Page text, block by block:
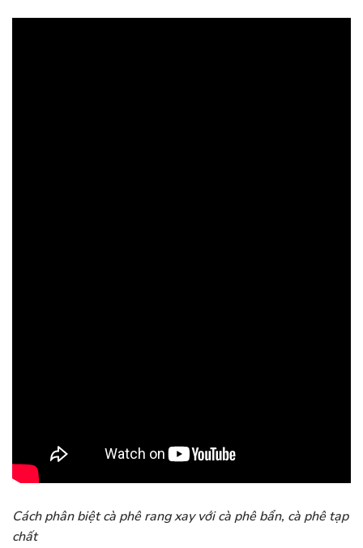
Cách phân biệt cà phê rang xay với cà phê bẩn, cà phê tạp
chất